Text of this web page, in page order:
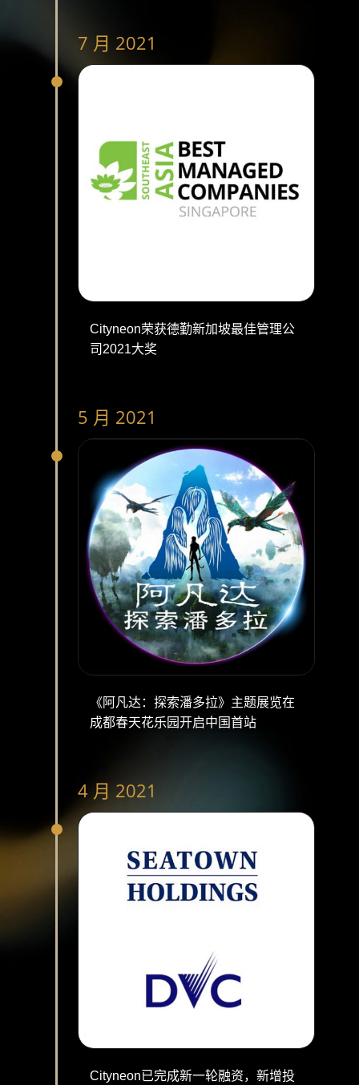
7 月 2021
Cityneon荣获德勤新加坡最佳管理公
司2021大奖
5 月 2021
《阿凡达：探索潘多拉》主题展览在
成都春天花乐园开启中国首站
4 月 2021
Cityneon已完成新一轮融资，新增投